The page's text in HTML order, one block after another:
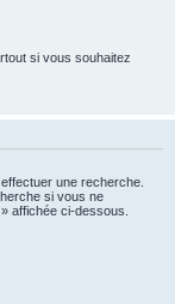
si vous souhaitez
une recherche.
si vous ne
affichée ci-dessous.